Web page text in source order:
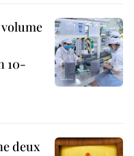
10-
deux